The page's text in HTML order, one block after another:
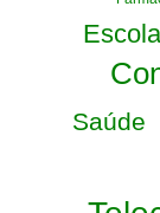
Saúde